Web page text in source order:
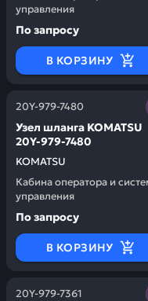
управления
По запросу
В КОРЗИНУ
20Y-979-7480
KOMATSU
Узел шланга KOMATSU
20Y-979-7480
Кабина оператора и
управления
Заказывая
По запросу
В КОРЗИНУ
20Y-979-7361
Заказывая